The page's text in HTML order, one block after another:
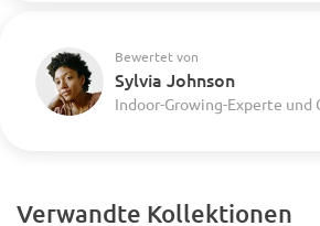
Bewertet von
Sylvia Johnson
Indoor-Growing-Experte und
Verwandte Kollektionen